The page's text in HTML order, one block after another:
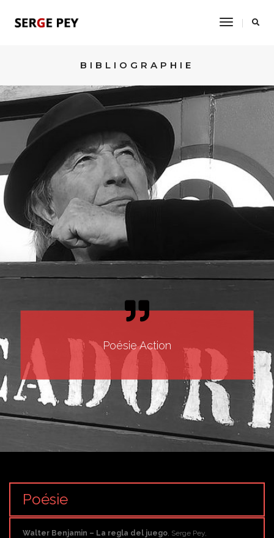
Toggle
BIBLIOGRAPHIE
Poésie Action
Poésie
Walter Benjamin – La regla del juego, Serge Pey,